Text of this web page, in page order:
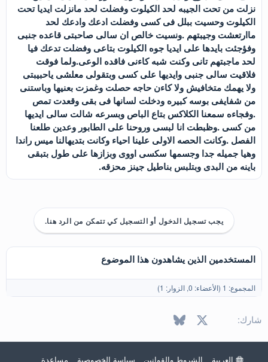
نزلت من تحت الجيبه لحد الكيلوت وفضلت لحد مانزلت ايديا تحت
الكيلوت وحسيت ببلل فى كسى وفضلت ادعك وادعك لحد
ماارتعشت وجيبتهم .ونسيت خالص ان سالى صاحبتى قاعده جنبى
وفؤجئت بايدها على ايديا جوه الكيلوت بتاعى وفضلت تدعك فيا
لحد ماجبتهم تانى وكنت شبه كاءنى فاقده الوعى.ولما فوقت
فلاقيت سالى جنبى وايديها على كسى وبتقولى معلشى ياحبيبتى
ولا يهمك متخافيش ولا كاءن حاجه حصلت وغمزت بعنيها وباستنى
من شفايفى بوسه كبيره ودخلت لسانها فى بقى وقعدت تمص
.وفجاءه سمعنا الكلاكس بتاع الباص وبسرعه شالت سالى ايديها
من كسى .وظبطت انا لبسى وروحنا على الطابور وعدين طلعنا
الفصل .وكانت الحصه الاولى علينا احياء وكانت بتديهالنا ميس راندا
وهيا جميله جدا وجسمها سكسى اووى وبزازها على طول بتبقى
باينه من البدى وبتلبس بناطيل جينز محزقه.
يجب تسجيل الدخول أو التسجيل كي تتمكن من الرد هنا.
المستخدمين الذين يشاهدون هذا الموضوع
المجموع: 1 (الأعضاء: 0, الزوار: 1)
شارك: فيسبوك Bluesky
العربية الشروط والقوانين سياسة الخصوصية مساعدة